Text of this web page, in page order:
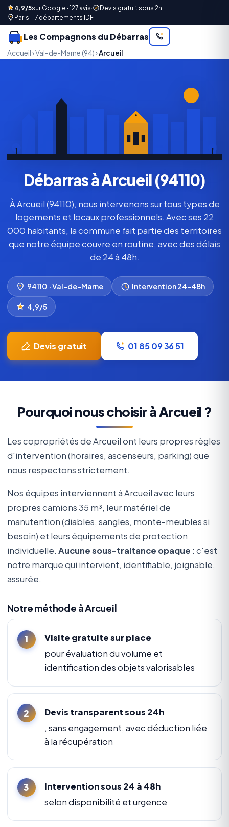
4,9/5sur Google · 127 avis· Devis gratuit sous 2h·
Paris + 7 départements IDF
Les Compagnons du Débarras
Accueil›Val-de-Marne (94)›Arcueil
Débarras à Arcueil (94110)
À Arcueil (94110), nous intervenons sur tous types de
logements et locaux professionnels. Avec ses 22
000 habitants, la commune fait partie des territoires
que notre équipe couvre en routine, avec des délais
de 24 à 48h.
94110 · Val-de-Marne Intervention 24–48h
4,9/5
Devis gratuit 01 85 09 36 51
Pourquoi nous choisir à Arcueil ?
Les copropriétés de Arcueil ont leurs propres règles
d'intervention (horaires, ascenseurs, parking) que
nous respectons strictement.
Nos équipes interviennent à Arcueil avec leurs
propres camions 35 m³, leur matériel de
manutention (diables, sangles, monte-meubles si
besoin) et leurs équipements de protection
individuelle. Aucune sous-traitance opaque : c'est
notre marque qui intervient, identifiable, joignable,
assurée.
Notre méthode à Arcueil
Visite gratuite sur place
pour évaluation du volume et
identification des objets valorisables
Devis transparent sous 24h
, sans engagement, avec déduction liée
à la récupération
Intervention sous 24 à 48h
selon disponibilité et urgence